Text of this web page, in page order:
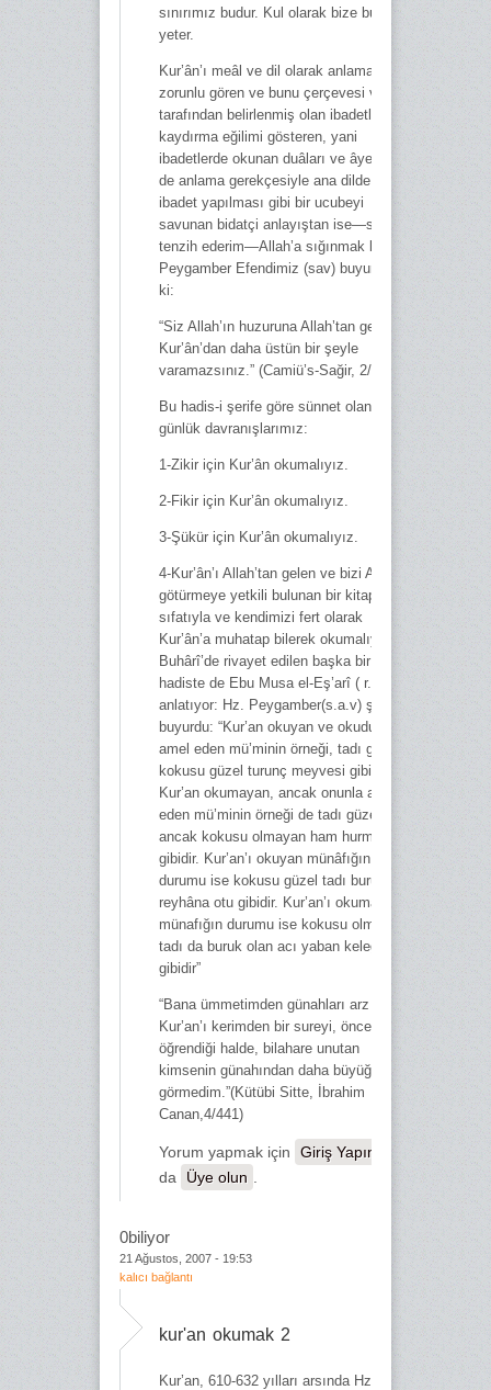
sınırımız budur. Kul olarak bize bu
yeter.
Kur’ân’ı meâl ve dil olarak anlamayı
zorunlu gören ve bunu çerçevesi vahiy
tarafından belirlenmiş olan ibadetlere
kaydırma eğilimi gösteren, yani
ibadetlerde okunan duâları ve âyetleri
de anlama gerekçesiyle ana dilde
ibadet yapılması gibi bir ucubeyi
savunan bidatçi anlayıştan ise—sizi
tenzih ederim—Allah’a sığınmak lâzım.
Peygamber Efendimiz (sav) buyuruyor
ki:
“Siz Allah’ın huzuruna Allah’tan gelen
Kur’ân’dan daha üstün bir şeyle
varamazsınız.” (Camiü’s-Sağir, 2/661)
Bu hadis-i şerife göre sünnet olan
günlük davranışlarımız:
1-Zikir için Kur’ân okumalıyız.
2-Fikir için Kur’ân okumalıyız.
3-Şükür için Kur’ân okumalıyız.
4-Kur’ân’ı Allah’tan gelen ve bizi Allah’a
götürmeye yetkili bulunan bir kitap
sıfatıyla ve kendimizi fert olarak
Kur’ân’a muhatap bilerek okumalıyız.
Buhârî’de rivayet edilen başka bir
hadiste de Ebu Musa el-Eş’arî ( r.a)
anlatıyor: Hz. Peygamber(s.a.v) şöyle
buyurdu: “Kur’an okuyan ve okuduğuyla
amel eden mü’minin örneği, tadı güzel
kokusu güzel turunç meyvesi gibidir.
Kur’an okumayan, ancak onunla amel
eden mü’minin örneği de tadı güzel
ancak kokusu olmayan ham hurma
gibidir. Kur’an’ı okuyan münâfığın
durumu ise kokusu güzel tadı buruk
reyhâna otu gibidir. Kur’an’ı okumayan
münafığın durumu ise kokusu olmayan,
tadı da buruk olan acı yaban keleği
gibidir”
“Bana ümmetimden günahları arz edildi.
Kur’an’ı kerimden bir sureyi, önce
öğrendiği halde, bilahare unutan
kimsenin günahından daha büyüğünü
görmedim.”(Kütübi Sitte, İbrahim
Canan,4/441)
Yorum yapmak için Giriş Yapın
da
Üye olun
0biliyor
21 Ağustos, 2007 - 19:53
kalıcı bağlantı
kur'an okumak 2
Kur’an, 610-632 yılları arsında Hz.